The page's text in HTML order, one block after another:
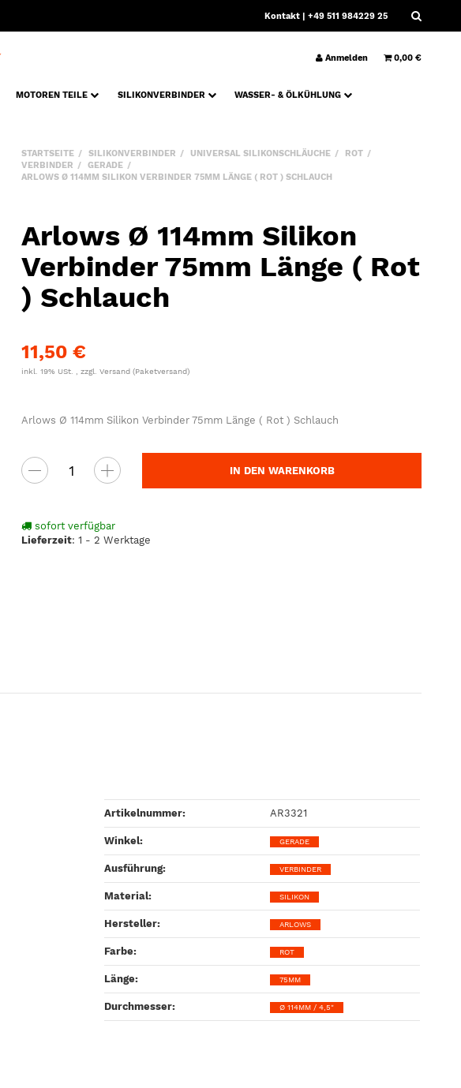
Kontakt | +49 511 984229 25
Anmelden 0,00 €
MOTOREN TEILE SILIKONVERBINDER
WASSER- & ÖLKÜHLUNG
STARTSEITE SILIKONVERBINDER UNIVERSAL SILIKONSCHLÄUCHE
ROT
VERBINDER
GERADE
ARLOWS Ø 114MM SILIKON VERBINDER 75MM LÄNGE ( ROT ) SCHLAUCH
Arlows Ø 114mm Silikon
Verbinder 75mm Länge ( Rot
) Schlauch
11,50 €
inkl. 19% USt. , zzgl.Versand(Paketversand)
Arlows Ø 114mm Silikon Verbinder 75mm Länge ( Rot ) Schlauch
IN DEN WARENKORB
sofort verfügbar
Lieferzeit:1 - 2 Werktage
Artikelnummer: AR3321
Winkel‍: GERADE
Ausführung‍: VERBINDER
Material‍: SILIKON
Hersteller‍: ARLOWS
Farbe‍: ROT
Länge‍: 75MM
Durchmesser‍: Ø 114MM / 4,5"